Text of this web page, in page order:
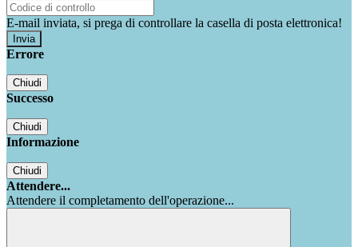
E-mail inviata, si prega di controllare la casella di posta elettronica!
Errore
Chiudi
Successo
Chiudi
Informazione
Chiudi
Attendere...
Attendere il completamento dell'operazione...